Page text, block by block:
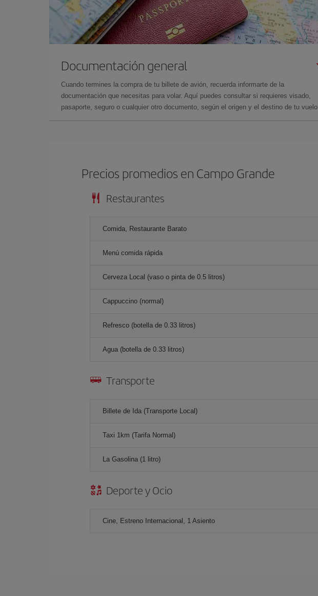
Documentación general
Cuando termines la compra de tu billete de avión, recuerda informarte de la
documentación que necesitas para volar. Aquí puedes consultar si requieres visado,
pasaporte, seguro o cualquier otro documento, según el origen y el destino de tu vuelo.
Precios promedios en Campo Grande
Restaurantes
Comida, Restaurante Barato
Menú comida rápida
Cerveza Local (vaso o pinta de 0.5 litros)
Cappuccino (normal)
Refresco (botella de 0.33 litros)
Agua (botella de 0.33 litros)
Transporte
Billete de Ida (Transporte Local)
Taxi 1km (Tarifa Normal)
La Gasolina (1 litro)
Deporte y Ocio
Cine, Estreno Internacional, 1 Asiento